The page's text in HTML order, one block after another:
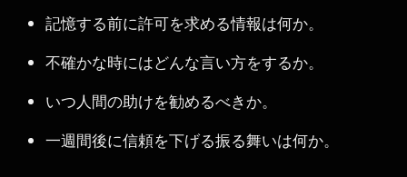
記憶する前に許可を求める情報は何か。
不確かな時にはどんな言い方をするか。
いつ人間の助けを勧めるべきか。
一週間後に信頼を下げる振る舞いは何か。